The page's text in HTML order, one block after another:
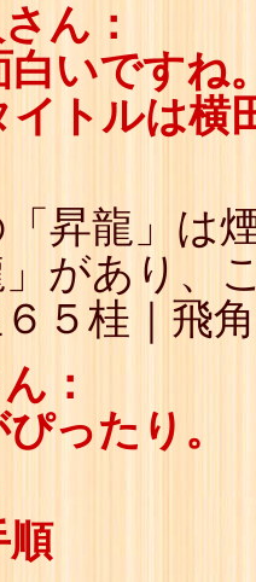
ん：
白いですね
イトルは横
昇龍」は
があり、
６５桂｜飛
：
ったり。
順